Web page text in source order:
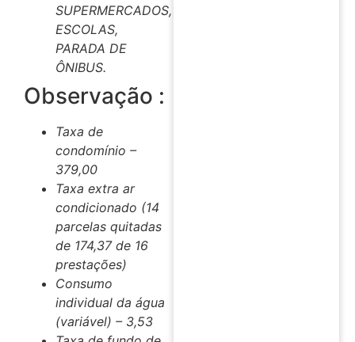
SUPERMERCADOS,
ESCOLAS,
PARADA DE
ÔNIBUS.
Observação :
Taxa de
condomínio –
379,00
Taxa extra ar
condicionado (14
parcelas quitadas
de 174,37 de 16
prestações)
Consumo
individual da água
(variável) – 3,53